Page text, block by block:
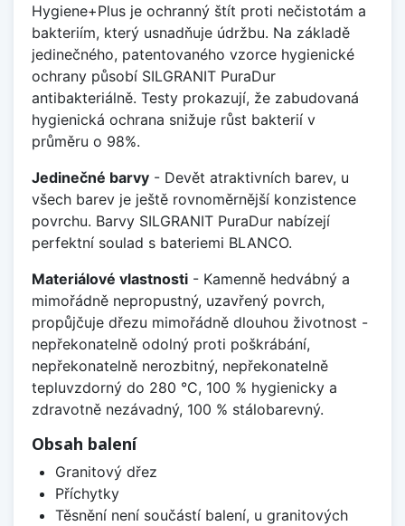
Hygiene+Plus je ochranný štít proti nečistotám a
bakteriím, který usnadňuje údržbu. Na základě
jedinečného, patentovaného vzorce hygienické
ochrany působí SILGRANIT PuraDur
antibakteriálně. Testy prokazují, že zabudovaná
hygienická ochrana snižuje růst bakterií v
průměru o 98%.
Jedinečné barvy - Devět atraktivních barev, u
všech barev je ještě rovnoměrnější konzistence
povrchu. Barvy SILGRANIT PuraDur nabízejí
perfektní soulad s bateriemi BLANCO.
Materiálové vlastnosti - Kamenně hedvábný a
mimořádně nepropustný, uzavřený povrch,
propůjčuje dřezu mimořádně dlouhou životnost -
nepřekonatelně odolný proti poškrábání,
nepřekonatelně nerozbitný, nepřekonatelně
tepluvzdorný do 280 °C, 100 % hygienicky a
zdravotně nezávadný, 100 % stálobarevný.
Obsah balení
Granitový dřez
Příchytky
Těsnění není součástí balení, u granitových